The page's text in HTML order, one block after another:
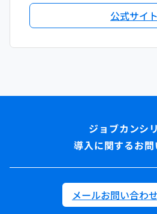
公式サイト
導入に関するお問
メールお問い合わ